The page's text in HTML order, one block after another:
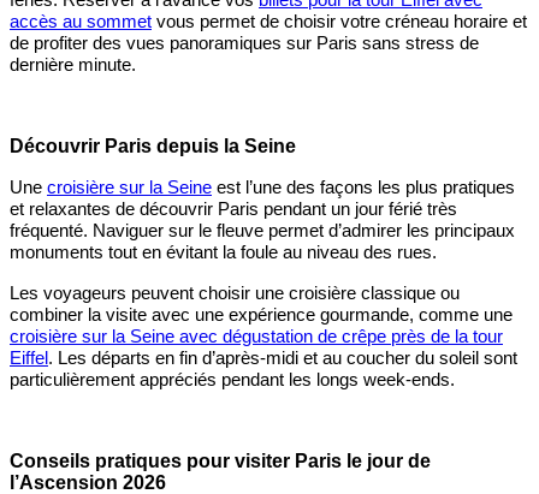
accès au sommet vous permet de choisir votre créneau horaire et
de profiter des vues panoramiques sur Paris sans stress de
dernière minute.
Découvrir Paris depuis la Seine
Une croisière sur la Seine est l’une des façons les plus pratiques
et relaxantes de découvrir Paris pendant un jour férié très
fréquenté. Naviguer sur le fleuve permet d’admirer les principaux
monuments tout en évitant la foule au niveau des rues.
Les voyageurs peuvent choisir une croisière classique ou
combiner la visite avec une expérience gourmande, comme une
croisière sur la Seine avec dégustation de crêpe près de la tour
Eiffel. Les départs en fin d’après-midi et au coucher du soleil sont
particulièrement appréciés pendant les longs week-ends.
Conseils pratiques pour visiter Paris le jour de
l’Ascension 2026